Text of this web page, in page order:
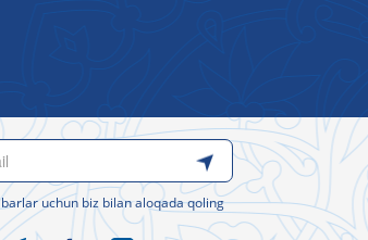
uchun biz bilan aloqada qoling